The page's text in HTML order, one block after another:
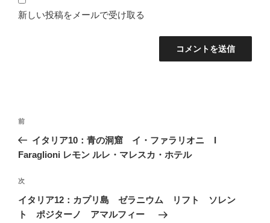
新しい投稿をメールで受け取る
投
ナ
ゲ
ー
シ
前
の
投
前
イタリア10：青の洞窟 イ・ファラリオニ I
Faraglioni レモン ルレ・マレスカ・ホテル
次
の
投
次
イタリア12：カプリ島 ゼラニウム リフト ソレン
ト ポジターノ アマルフィー